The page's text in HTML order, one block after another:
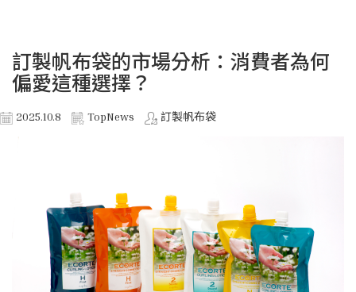
訂製帆布袋的市場分析：消費者為何
偏愛這種選擇？
2025.10.8 TopNews 訂製帆布袋